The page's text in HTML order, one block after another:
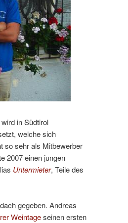
in Südtirol
welche sich
so sehr als Mitbewerber
2007 einen jungen
Untermieter, Teile des
gegeben. Andreas
Weintageseinen ersten